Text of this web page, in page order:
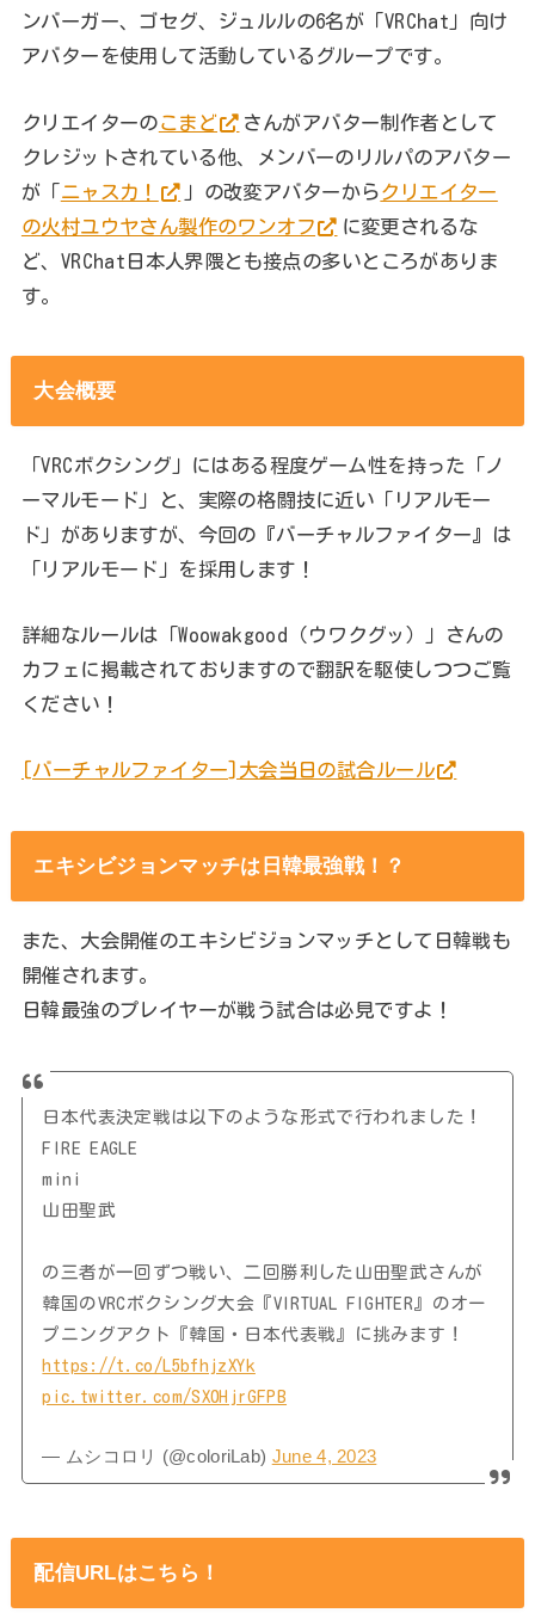
ンバーガー、ゴセグ、ジュルルの6名が「VRChat」向け
アバターを使用して活動しているグループです。
クリエイターのこまど
さんがアバター制作者として
クレジットされている他、メンバーのリルパのアバター
が「ニャスカ！ 」の改変アバターからクリエイター
の火村ユウヤさん製作のワンオフ
に変更されるな
ど、VRChat日本人界隈とも接点の多いところがありま
す。
大会概要
「VRCボクシング」にはある程度ゲーム性を持った「ノ
ーマルモード」と、実際の格闘技に近い「リアルモー
ド」がありますが、今回の『バーチャルファイター』は
「リアルモード」を採用します！
詳細なルールは「Woowakgood（ウワクグッ）」さんの
カフェに掲載されておりますので翻訳を駆使しつつご覧
ください！
[バーチャルファイター]大会当日の試合ルール
エキシビジョンマッチは日韓最強戦！？
また、大会開催のエキシビジョンマッチとして日韓戦も
開催されます。
日韓最強のプレイヤーが戦う試合は必見ですよ！
日本代表決定戦は以下のような形式で行われました！
FIRE EAGLE
mini
山田聖武
の三者が一回ずつ戦い、二回勝利した山田聖武さんが
韓国のVRCボクシング大会『VIRTUAL FIGHTER』のオー
プニングアクト『韓国・日本代表戦』に挑みます！
https://t.co/L5bfhjzXYk
pic.twitter.com/SX0HjrGFPB
— ムシコロリ (@coloriLab) June 4, 2023
配信URLはこちら！